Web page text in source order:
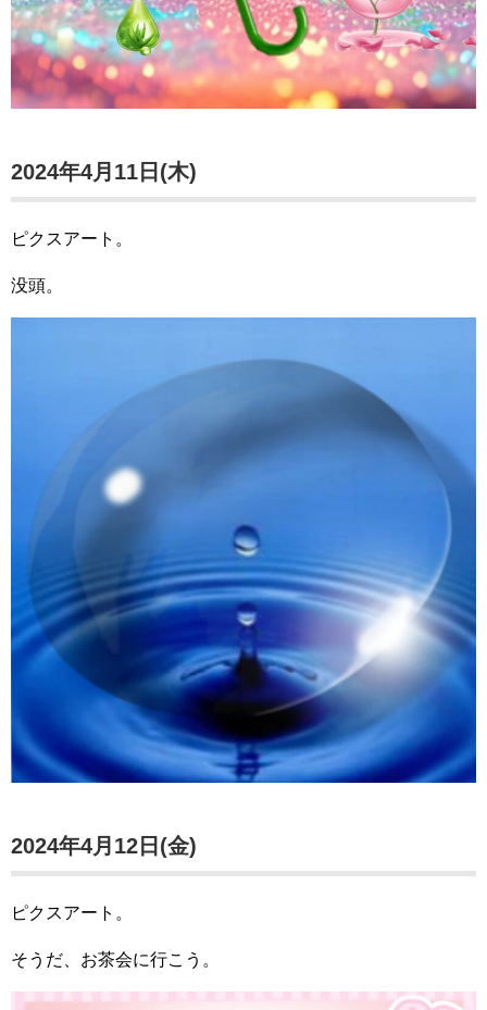
2024年4月11日(木)
ピクスアート。
没頭。
2024年4月12日(金)
ピクスアート。
そうだ、お茶会に行こう。